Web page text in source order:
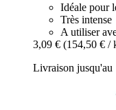
Idéale pour
Très intense
A utiliser
3,09 € (154,50 € /
Livraison jusqu'au